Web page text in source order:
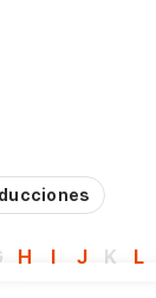
H I J K L